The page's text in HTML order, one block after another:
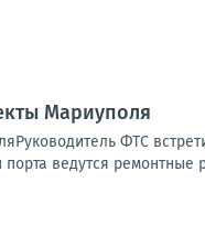
Мариуполя
ФТС
ведутся ремонтные